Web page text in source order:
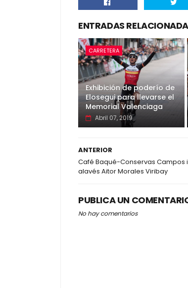
ENTRADAS
CARRETERA
Exhibición de poderío de
Elosegui para llevarse el
Memorial Valenciaga
Abril 07, 2019
ANTERIOR
Café Baqué-Conservas Campos
alavés Aitor Morales Viribay
PUBLICA UN
No hay comentarios